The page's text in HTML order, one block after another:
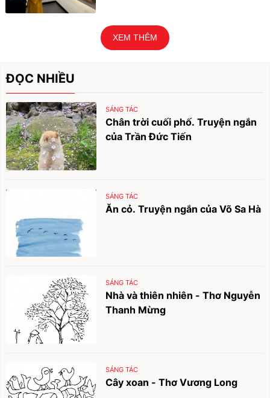
XEM THÊM
ĐỌC NHIỀU
SÁNG TÁC
Chân trời cuối phố. Truyện ngắn
của Trần Đức Tiến
SÁNG TÁC
Ăn cỏ. Truyện ngắn của Võ Sa Hà
SÁNG TÁC
Nhà và thiên nhiên - Thơ Nguyễn
Thanh Mừng
SÁNG TÁC
Cây xoan - Thơ Vương Long